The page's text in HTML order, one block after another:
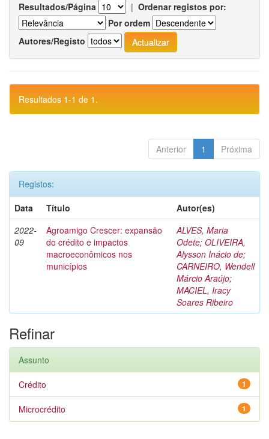
Resultados/Página | Ordenar registos por:
Por ordem
Autores/Registo
Resultados 1-1 de 1.
Anterior 1 Próxima
Registos:
Data
Título
Autor(es)
2022-
09
Agroamigo Crescer: expansão
do crédito e impactos
macroeconômicos nos
municípios
ALVES, Maria
Odete; OLIVEIRA,
Alysson Inácio de;
CARNEIRO, Wendell
Márcio Araújo;
MACIEL, Iracy
Soares Ribeiro
Refinar
Assunto
1
Crédito
1
Microcrédito